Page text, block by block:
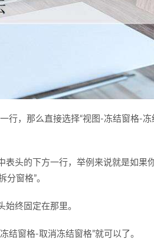
行，那么直接选择“视图-冻结窗格-冻
头的下方一行，举例来说就是如果
窗格”。
终固定在那里。
窗格-取消冻结窗格”就可以了。